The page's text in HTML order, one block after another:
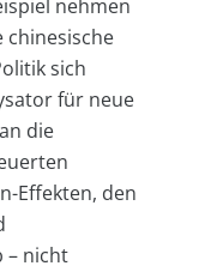
nehmen
chinesische
sich
für neue
die
Effekten, den
– nicht